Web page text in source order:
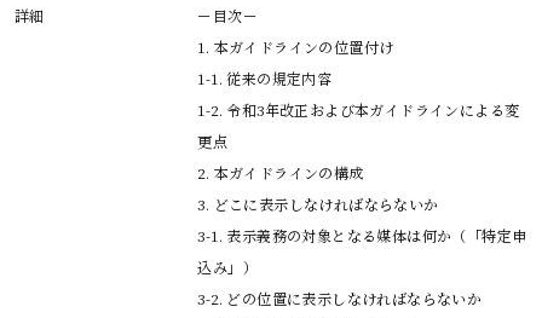
詳細
－目次－
1. 本ガイドラインの位置付け
1-1. 従来の規定内容
1-2. 令和3年改正および本ガイドラインによる変
更点
2. 本ガイドラインの構成
3. どこに表示しなければならないか
3-1. 表示義務の対象となる媒体は何か（「特定申
込み」）
3-2. どの位置に表示しなければならないか